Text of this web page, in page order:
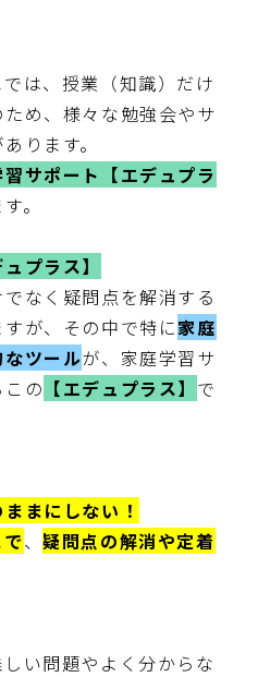
では、授業（知識）だけ
め、様々な勉強会やサ
ります。
サポート【エデュプラ
。
プラス】
なく疑問点を解消する
が、その中で特に家庭
ツールが、家庭学習サ
の 【エデュプラス】 で
まにしない！
、疑問点の解消や定着
い問題やよく分からな